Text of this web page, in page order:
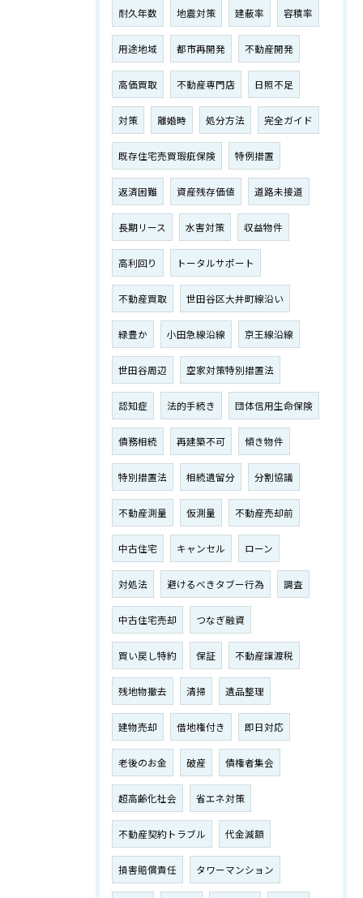
耐久年数 地震対策 建蔽率 容積率
用途地域 都市再開発 不動産開発
高価買取 不動産専門店 日照不足
対策 離婚時 処分方法 完全ガイド
既存住宅売買瑕疵保険 特例措置
返済困難 資産残存価値 道路未接道
長期リース 水害対策 収益物件
高利回り トータルサポート
不動産買取 世田谷区大井町線沿い
緑豊か 小田急線沿線 京王線沿線
世田谷周辺 空家対策特別措置法
認知症 法的手続き 団体信用生命保険
債務相続 再建築不可 傾き物件
特別措置法 相続遺留分 分割協議
不動産測量 仮測量 不動産売却前
中古住宅 キャンセル ローン
対処法 避けるべきタブー行為 調査
中古住宅売却 つなぎ融資
買い戻し特約 保証 不動産譲渡税
残地物撤去 清掃 遺品整理
建物売却 借地権付き 即日対応
老後のお金 破産 債権者集会
超高齢化社会 省エネ対策
不動産契約トラブル 代金減額
損害賠償責任 タワーマンション